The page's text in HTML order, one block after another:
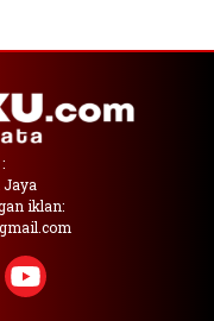
Jaya
iklan: